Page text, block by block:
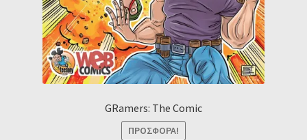
GRamers: The Comic
ΠΡΟΣΦΟΡΆ!